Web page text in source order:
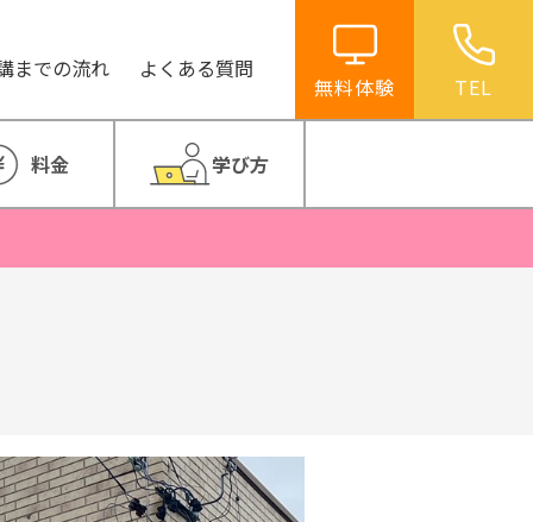
までの流れ よくある質問
無料体験 TEL
料金 学び方